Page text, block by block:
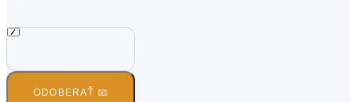
ODOBERAŤ 📧